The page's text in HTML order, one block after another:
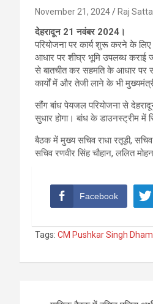
November 21, 2024 Raj
देहरादून 21 नवंबर 2024।
परियोजना पर कार्य शुरू करने के लिए
आधार पर शीघ्र भूमि उपलब्ध कराई
से बातचीत कर सहमति के आधार पर
कार्यों में और तेजी लाने के भी
सौंग बांध पेयजल परियोजना से
सुधार होगा। बांध के डाउनस्ट्रीम में
बैठक में मुख्य सचिव राधा रतूड़ी,
सचिव रणवीर सिंह चौहान, ललित
Facebook
Tags: CM Pushkar Singh